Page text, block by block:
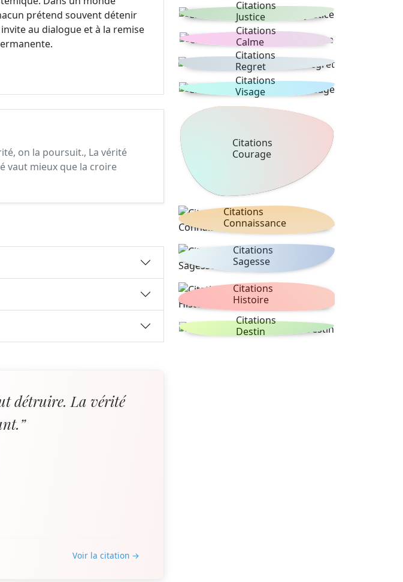
prétend souvent détenir
au dialogue et à la remise
on la poursuit., La vérité
vaut mieux que la croire
détruire. La vérité
Voir la citation →
Citations
Justice
Citations
Calme
Citations
Regret
Citations
Visage
Citations
Courage
Citations
Connaissance
Citations
Sagesse
Citations
Histoire
Citations
Destin